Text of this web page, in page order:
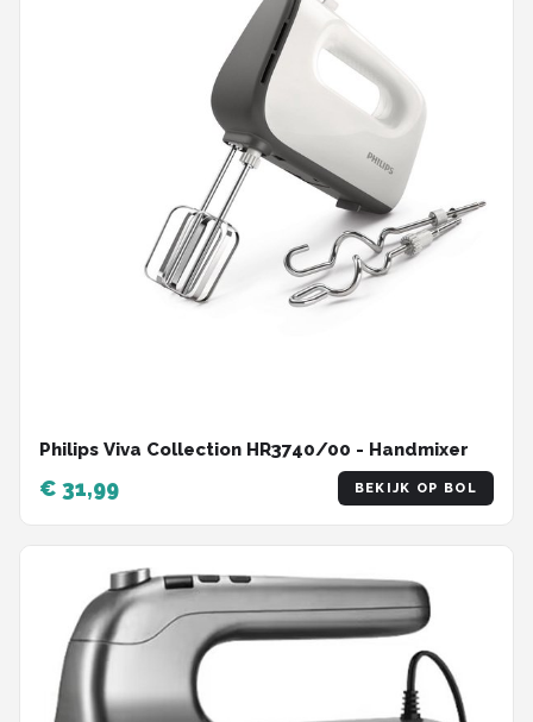
Philips Viva Collection HR3740/00 - Handmixer
€ 31,99 BEKIJK OP BOL